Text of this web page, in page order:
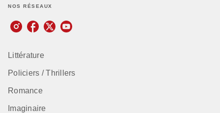
NOS RÉSEAUX
Littérature
Policiers / Thrillers
Romance
Imaginaire